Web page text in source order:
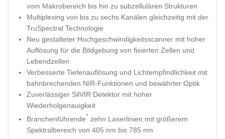
vom Makrobereich bis hin zu subzellulären Strukturen
Multiplexing von bis zu sechs Kanälen gleichzeitig mit der
TruSpectral Technologie
Neu gestalteter Hochgeschwindigkeitsscanner mit hoher
Auflösung für die Bildgebung von fixierten Zellen und
Lebendzellen
Verbesserte Tiefenauflösung und Lichtempfindlichkeit mit
bahnbrechenden NIR-Funktionen und bewährter Optik
Zuverlässiger SilVIR Detektor mit hoher
Wiederholgenauigkeit
Branchenführende* zehn Laserlinien mit größerem
Spektralbereich von 405 nm bis 785 nm